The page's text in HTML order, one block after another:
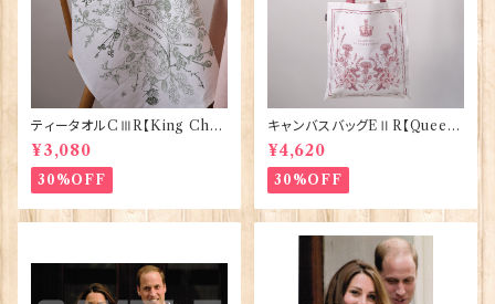
ティータオルCⅢR【King Char
lesⅢ Coronation】Victoria
Eggs 50129
¥3,080
30%OFF
キャンバスバッグEⅡR【Queen
ElizabethⅡ Commemorativ
e】Victoria Eggs 90332
¥4,620
30%OFF